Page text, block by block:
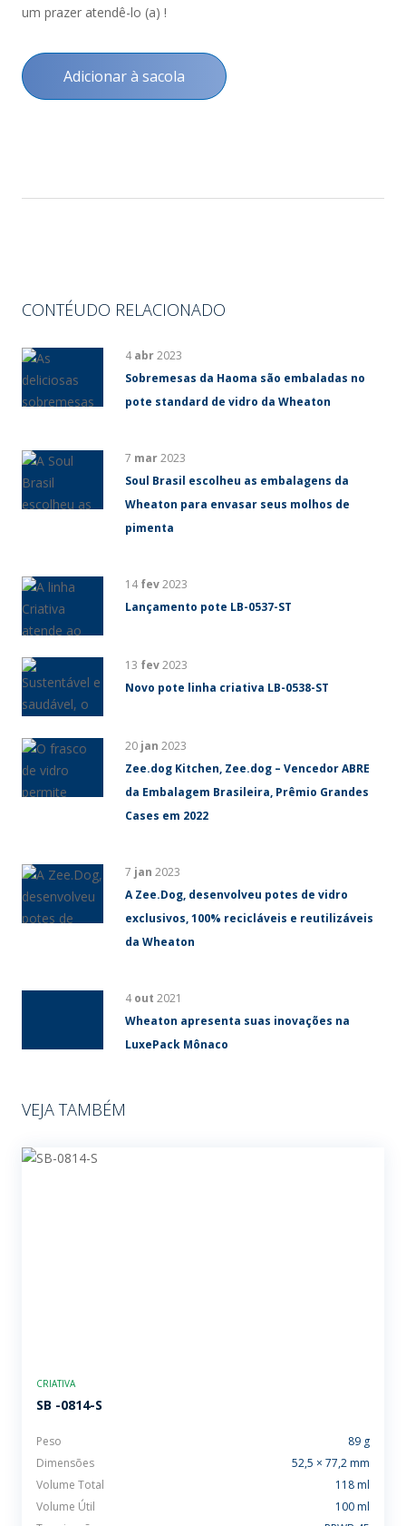
um prazer atendê-lo (a) !
Adicionar à sacola
CONTÉUDO RELACIONADO
4abr2023
Sobremesas da Haoma são embaladas no
pote standard de vidro da Wheaton
7 mar2023
Soul Brasil escolheu as embalagens da
Wheaton para envasar seus molhos de
pimenta
14fev2023
Lançamento pote LB-0537-ST
13 fev2023
Novo pote linha criativa LB-0538-ST
20 jan 2023
Zee.dog Kitchen, Zee.dog – Vencedor ABRE
da Embalagem Brasileira, Prêmio Grandes
Cases em 2022
7 jan 2023
A Zee.Dog, desenvolveu potes de vidro
exclusivos, 100% recicláveis e reutilizáveis
da Wheaton
4out 2021
Wheaton apresenta suas inovações na
LuxePack Mônaco
VEJA TAMBÉM
CRIATIVA
SB -0814-S
Peso
89 g
Dimensões
52,5 × 77,2 mm
Volume Total
118 ml
Volume Útil
100 ml